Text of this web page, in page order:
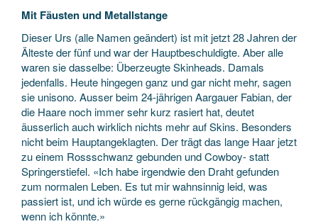
Mit Fäusten und Metallstange
Dieser Urs (alle Namen geändert) ist mit jetzt 28 Jahren der
Älteste der fünf und war der Hauptbeschuldigte. Aber alle
waren sie dasselbe: Überzeugte Skinheads. Damals
jedenfalls. Heute hingegen ganz und gar nicht mehr, sagen
sie unisono. Ausser beim 24-jährigen Aargauer Fabian, der
die Haare noch immer sehr kurz rasiert hat, deutet
äusserlich auch wirklich nichts mehr auf Skins. Besonders
nicht beim Hauptangeklagten. Der trägt das lange Haar jetzt
zu einem Rossschwanz gebunden und Cowboy- statt
Springerstiefel. «Ich habe irgendwie den Draht gefunden
zum normalen Leben. Es tut mir wahnsinnig leid, was
passiert ist, und ich würde es gerne rückgängig machen,
wenn ich könnte.»